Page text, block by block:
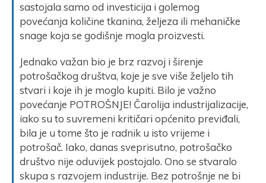
sastojala samo od investicija i golemog
povećanja količine tkanina, željeza ili mehaničke
snage koja se godišnje mogla proizvesti.
Jednako važan bio je brz razvoj i širenje
potrošačkog društva, koje je sve više željelo tih
stvari i koje ih je moglo kupiti. Bilo je važno
povećanje POTROŠNJE! Čarolija industrijalizacije,
iako su to suvremeni kritičari općenito previđali,
bila je u tome što je radnik u isto vrijeme i
potrošač. Iako, danas sveprisutno, potrošačko
društvo nije oduvijek postojalo. Ono se stvaralo
skupa s razvojem industrije. Bez potrošnje ne bi